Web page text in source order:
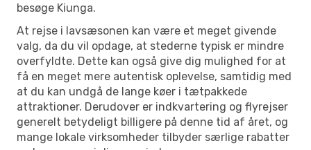
besøge Kiunga.
At rejse i lavsæsonen kan være et meget givende
valg, da du vil opdage, at stederne typisk er mindre
overfyldte. Dette kan også give dig mulighed for at
få en meget mere autentisk oplevelse, samtidig med
at du kan undgå de lange køer i tætpakkede
attraktioner. Derudover er indkvartering og flyrejser
generelt betydeligt billigere på denne tid af året, og
mange lokale virksomheder tilbyder særlige rabatter